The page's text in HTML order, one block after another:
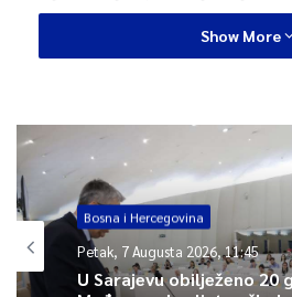
povijest Bosne i Hercegovine i
“Bošnjaci i Bosna su hadžom dobili
životu Bošnjaka i Bošnjakinja u
poeziji, književnosti, u likovnoj
Bošnjake koji će otići na hadž pa
Bejtullahu, imamo Bošnjake koji
u putopisu. Hadž je na izvjestan
hadžije se prate učenjem ilahija, a
Show More
Bosna i Hercegovina
Petak, 7 Augusta 2026, 11:45
U Sarajevu obilježeno 20